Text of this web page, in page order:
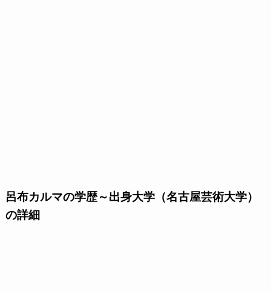
呂布カルマの学歴～出身大学（名古屋芸術大学）
の詳細